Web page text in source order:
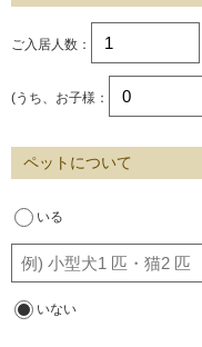
ご入居人数：
(うち、お子様：
ペットについて
いる
いない